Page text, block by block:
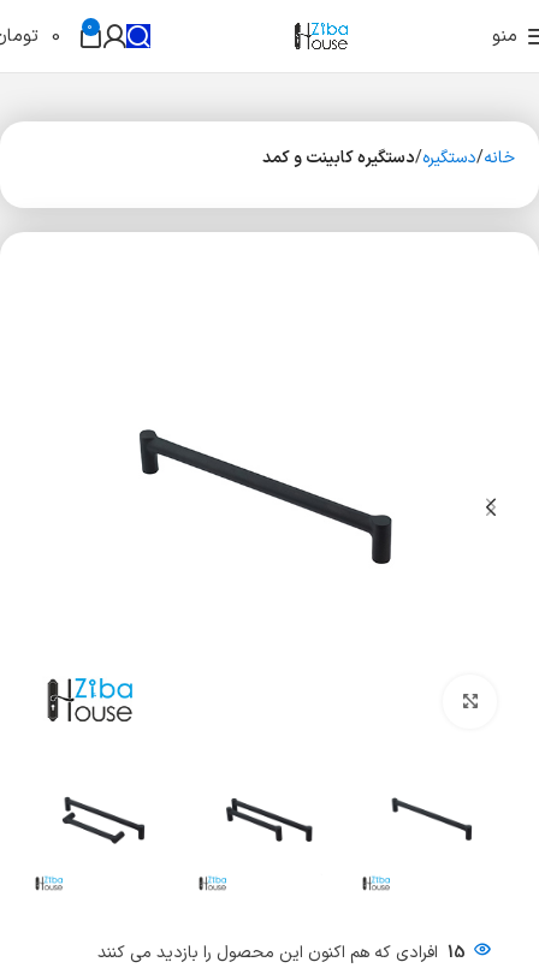
منو 0
0
خانه دستگیره دستگیره کابینت و کمد
15 افرادی که هم اکنون این محصول را بازدید می کنند